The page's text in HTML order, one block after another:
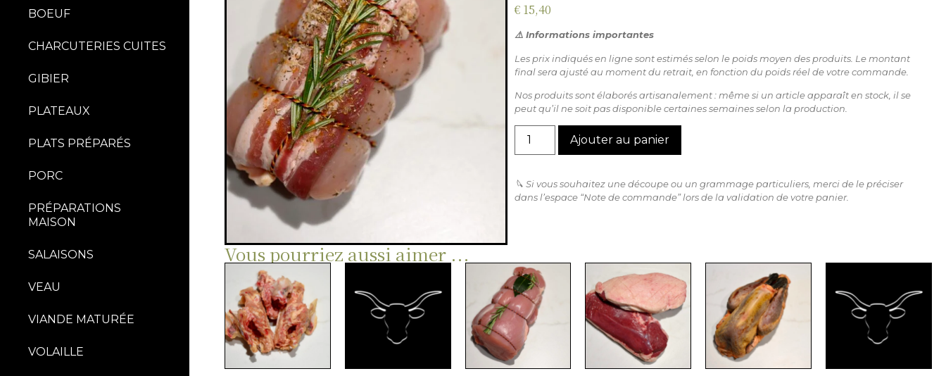
BOEUF
CHARCUTERIES CUITES
GIBIER
PLATEAUX
PLATS PRÉPARÉS
PORC
PRÉPARATIONS
MAISON
SALAISONS
VEAU
VIANDE MATURÉE
VOLAILLE
€15,40
⚠️ Informations importantes
Les prix indiqués en ligne sont estimés selon le poids moyen des produits. Le montant
final sera ajusté au moment du retrait, en fonction du poids réel de votre commande.
Nos produits sont élaborés artisanalement : même si un article apparaît en stock, il se
peut qu’il ne soit pas disponible certaines semaines selon la production.
Ajouter au panier
🔪 Si vous souhaitez une découpe ou un grammage particuliers, merci de le préciser
dans l’espace “Note de commande” lors de la validation de votre panier.
Vous pourriez aussi aimer ...